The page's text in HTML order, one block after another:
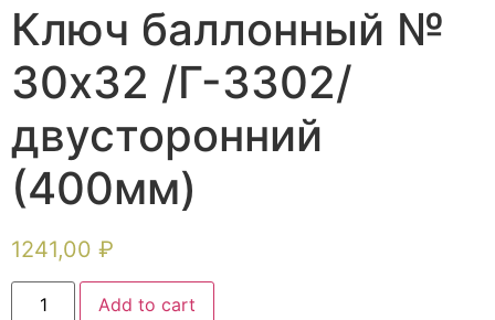
Ключ баллонный №
30х32 /Г-3302/
двусторонний
(400мм)
1241,00 ₽
Add to cart